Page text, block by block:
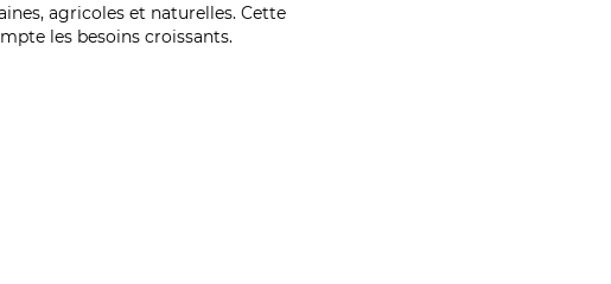
agricoles et naturelles. Cette
les besoins croissants.